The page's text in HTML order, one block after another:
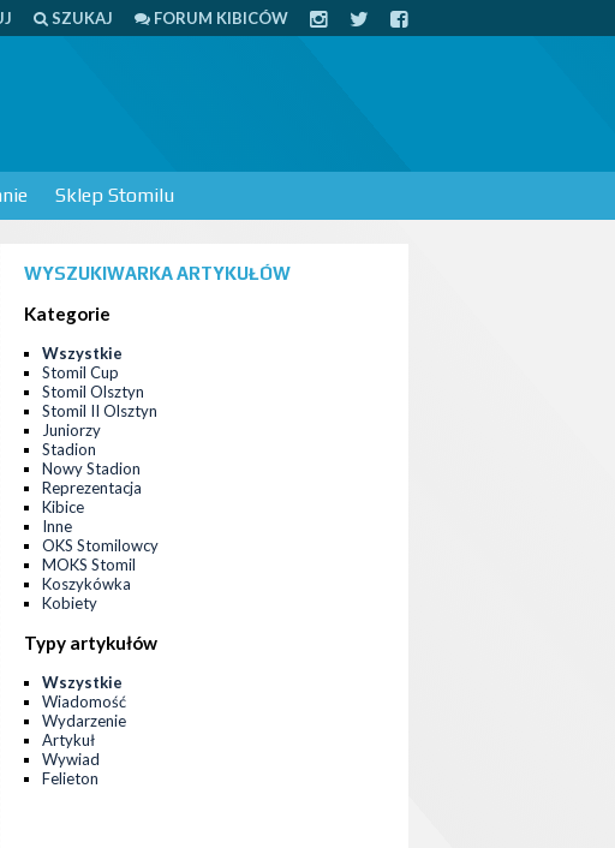
SZUKAJ FORUM KIBICÓW
Sklep Stomilu
WYSZUKIWARKA ARTYKUŁÓW
Kategorie
Wszystkie
Stomil Cup
Stomil Olsztyn
Stomil II Olsztyn
Juniorzy
Stadion
Nowy Stadion
Reprezentacja
Kibice
Inne
OKS Stomilowcy
MOKS Stomil
Koszykówka
Kobiety
Typy artykułów
Wszystkie
Wiadomość
Wydarzenie
Artykuł
Wywiad
Felieton